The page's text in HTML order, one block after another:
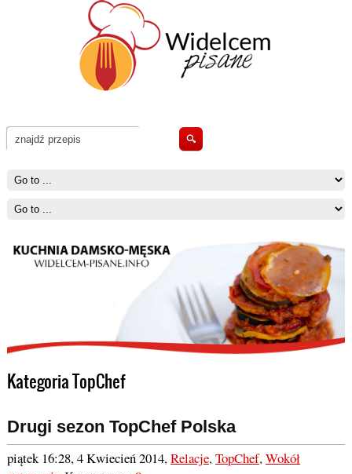
Kategoria TopChef
Drugi sezon TopChef Polska
piątek 16:28, 4 Kwiecień 2014,Relacje,TopChef,Wokół